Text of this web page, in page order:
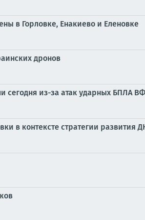
в Горловке, Енакиево и Еленовке
дронов
сегодня из-за атак ударных БПЛА
в контексте стратегии развития